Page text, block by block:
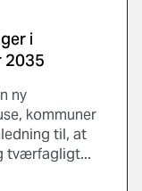
i
2035
ny
kommuner
til, at
tværfagligt...